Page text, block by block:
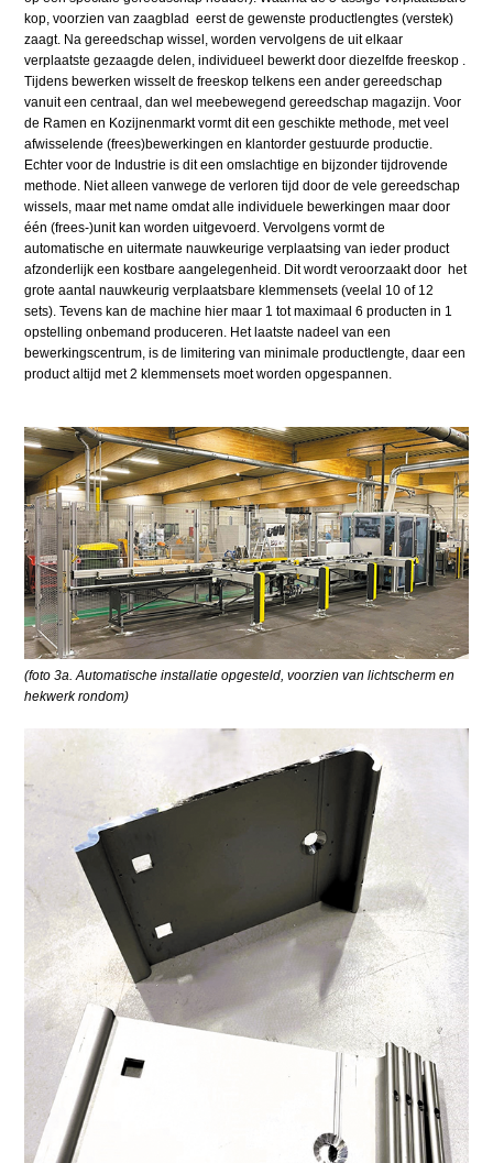
kop, voorzien van zaagblad eerst de gewenste productlengtes (verstek)
zaagt. Na gereedschap wissel, worden vervolgens de uit elkaar
verplaatste gezaagde delen, individueel bewerkt door diezelfde freeskop .
Tijdens bewerken wisselt de freeskop telkens een ander gereedschap
vanuit een centraal, dan wel meebewegend gereedschap magazijn. Voor
de Ramen en Kozijnenmarkt vormt dit een geschikte methode, met veel
afwisselende (frees)bewerkingen en klantorder gestuurde productie.
Echter voor de Industrie is dit een omslachtige en bijzonder tijdrovende
methode. Niet alleen vanwege de verloren tijd door de vele gereedschap
wissels, maar met name omdat alle individuele bewerkingen maar door
één (frees-)unit kan worden uitgevoerd. Vervolgens vormt de
automatische en uitermate nauwkeurige verplaatsing van ieder product
afzonderlijk een kostbare aangelegenheid. Dit wordt veroorzaakt door het
grote aantal nauwkeurig verplaatsbare klemmensets (veelal 10 of 12
sets). Tevens kan de machine hier maar 1 tot maximaal 6 producten in 1
opstelling onbemand produceren. Het laatste nadeel van een
bewerkingscentrum, is de limitering van minimale productlengte, daar een
product altijd met 2 klemmensets moet worden opgespannen.
(foto 3a. Automatische installatie opgesteld, voorzien van lichtscherm en
hekwerk rondom)